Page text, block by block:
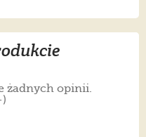
żadnych opinii.